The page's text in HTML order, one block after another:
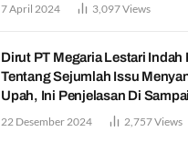
7 April 2024 3,097Views
Dirut PT Megaria Lestari Indah
Tentang Sejumlah Issu
Upah, Ini Penjelasan Di
22 Desember 2024 2,757Views